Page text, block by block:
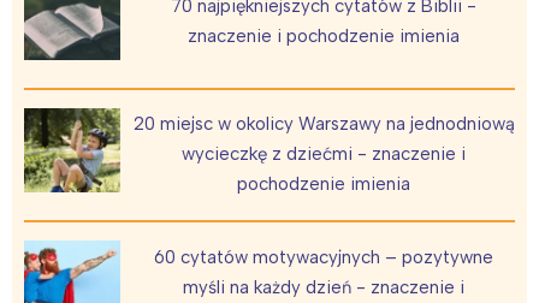
70 najpiękniejszych cytatów z Biblii -
znaczenie i pochodzenie imienia
20 miejsc w okolicy Warszawy na jednodniową
wycieczkę z dziećmi - znaczenie i
pochodzenie imienia
60 cytatów motywacyjnych – pozytywne
myśli na każdy dzień - znaczenie i